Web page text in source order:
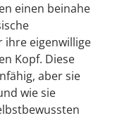
einen beinahe
ihre eigenwillige
Kopf. Diese
aber sie
wie sie